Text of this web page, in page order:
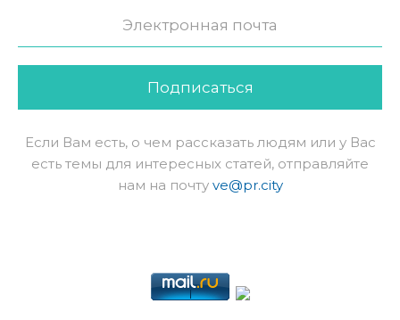
Подписаться
Если Вам есть, о чем рассказать людям или у Вас
есть темы для интересных статей, отправляйте
нам на почту ve@pr.city